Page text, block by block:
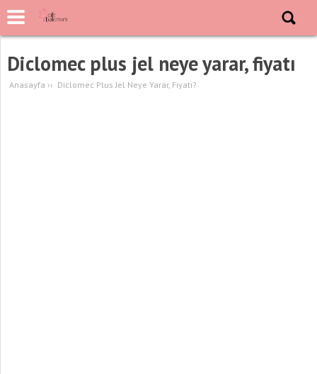
Diclomec plus jel neye yarar, fiyatı
Anasayfa ›› Diclomec Plus Jel Neye Yarar, Fiyatı?